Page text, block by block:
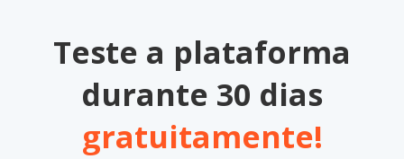
Teste a plataforma
durante 30 dias
gratuitamente!